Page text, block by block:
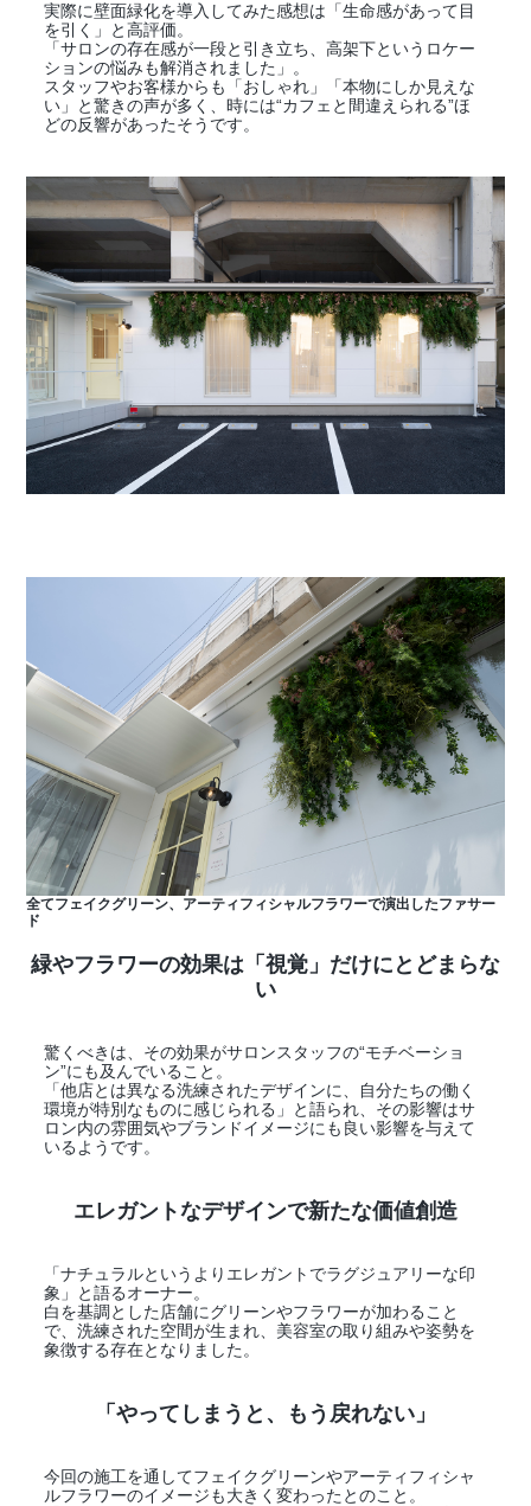
実際に壁面緑化を導入してみた感想は「生命感があって目
を引く」と高評価。
「サロンの存在感が一段と引き立ち、高架下というロケー
ションの悩みも解消されました」。
スタッフやお客様からも「おしゃれ」「本物にしか見えな
い」と驚きの声が多く、時には“カフェと間違えられる”ほ
どの反響があったそうです。
全てフェイクグリーン、アーティフィシャルフラワーで演出したファサー
ド
緑やフラワーの効果は「視覚」だけにとどまらな
い
驚くべきは、その効果がサロンスタッフの“モチベーショ
ン”にも及んでいること。
「他店とは異なる洗練されたデザインに、自分たちの働く
環境が特別なものに感じられる」と語られ、その影響はサ
ロン内の雰囲気やブランドイメージにも良い影響を与えて
いるようです。
エレガントなデザインで新たな価値創造
「ナチュラルというよりエレガントでラグジュアリーな印
象」と語るオーナー。
白を基調とした店舗にグリーンやフラワーが加わること
で、洗練された空間が生まれ、美容室の取り組みや姿勢を
象徴する存在となりました。
「やってしまうと、もう戻れない」
今回の施工を通してフェイクグリーンやアーティフィシャ
ルフラワーのイメージも大きく変わったとのこと。